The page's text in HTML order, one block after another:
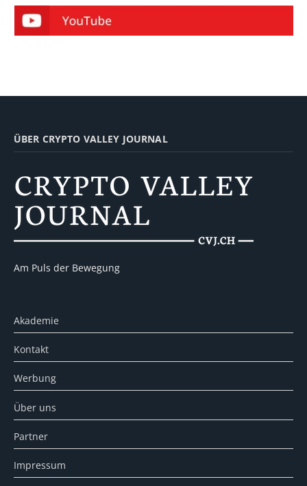
ÜBER CRYPTO VALLEY JOURNAL
Am Puls der Bewegung
Akademie
Kontakt
Werbung
Über uns
Partner
Impressum